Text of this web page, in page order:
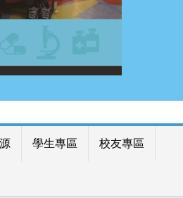
學生專區 校友專區